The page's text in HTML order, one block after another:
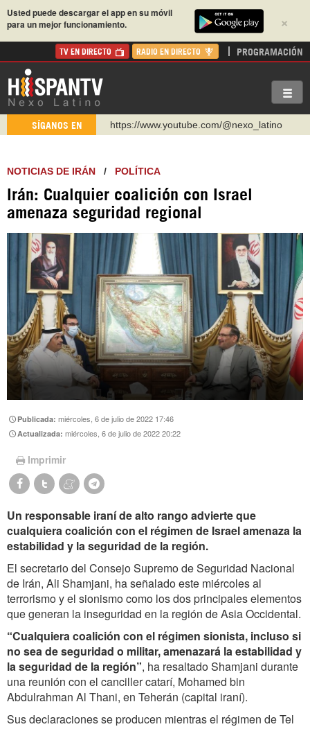
×
Usted puede descargar el app en su móvil
para un mejor funcionamiento.
TV EN DIRECTO RADIO EN DIRECTO PROGRAMACIÓN
SÍGANOS EN
https://www.youtube.com/@nexo_latino
https://t.me/hispantvcanal
https://urmedium.com/c/hispantv
WhatsApp y Viber: +98 921 79 29 404
https://www.facebook.com/Nexolatino.Canal
NOTICIAS DE IRÁN / POLÍTICA
Irán: Cualquier coalición con Israel
amenaza seguridad regional
Publicada:miércoles, 6 de julio de 2022 17:46
Actualizada:miércoles, 6 de julio de 2022 20:22
Imprimir
Un responsable iraní de alto rango advierte que
cualquiera coalición con el régimen de Israel amenaza la
estabilidad y la seguridad de la región.
El secretario del Consejo Supremo de Seguridad Nacional
de Irán, Ali Shamjani, ha señalado este miércoles al
terrorismo y el sionismo como los dos principales elementos
que generan la inseguridad en la región de Asia Occidental.
“Cualquiera coalición con el régimen sionista, incluso si
no sea de seguridad o militar, amenazará la estabilidad y
la seguridad de la región”, ha resaltado Shamjani durante
una reunión con el canciller catarí, Mohamed bin
Abdulrahman Al Thani, en Teherán (capital iraní).
Sus declaraciones se producen mientras el régimen de Tel